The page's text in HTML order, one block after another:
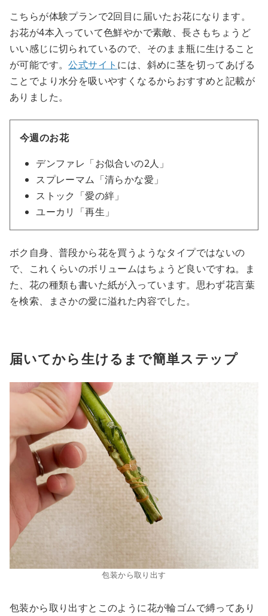
こちらが体験プランで2回目に届いたお花になります。
お花が4本入っていて色鮮やかで素敵、長さもちょうど
いい感じに切られているので、そのまま瓶に生けること
が可能です。公式サイト には、斜めに茎を切ってあげる
ことでより水分を吸いやすくなるからおすすめと記載が
ありました。
今週のお花
デンファレ「お似合いの2人」
スプレーマム「清らかな愛」
ストック「愛の絆」
ユーカリ「再生」
ボク自身、普段から花を買うようなタイプではないの
で、これくらいのボリュームはちょうど良いですね。ま
た、花の種類も書いた紙が入っています。思わず花言葉
を検索、まさかの愛に溢れた内容でした。
届いてから生けるまで簡単ステップ
包装から取り出す
包装から取り出すとこのように花が輪ゴムで縛ってあり